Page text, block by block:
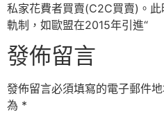
私家花費者買賣(C2C買賣)。
軌制，如歐盟在2015年引進“
發佈留言
發佈留言必須填寫的電子郵件地
為 *